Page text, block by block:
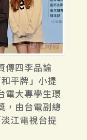
傳四李品諭
平牌」小提
電大專學生環
，由台電副總
江電視台提